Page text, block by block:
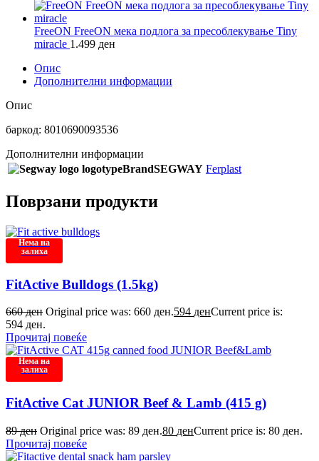
FreeON FreeON мека подлога за пресоблекување Tiny
miracle 1.499 ден
Опис
Дополнителни информации
Опис
баркод: 8010690093536
Дополнителни информации
BrandSEGWAY Ferplast
Поврзани продукти
Нема на
залиха
FitActive Bulldogs (1.5kg)
660ден Original price was: 660 ден.594 денCurrent price is:
594 ден.
Прочитај повеќе
Нема на
залиха
FitActive Cat JUNIOR Beef & Lamb (415 g)
89ден Original price was: 89 ден.80 денCurrent price is: 80 ден.
Прочитај повеќе